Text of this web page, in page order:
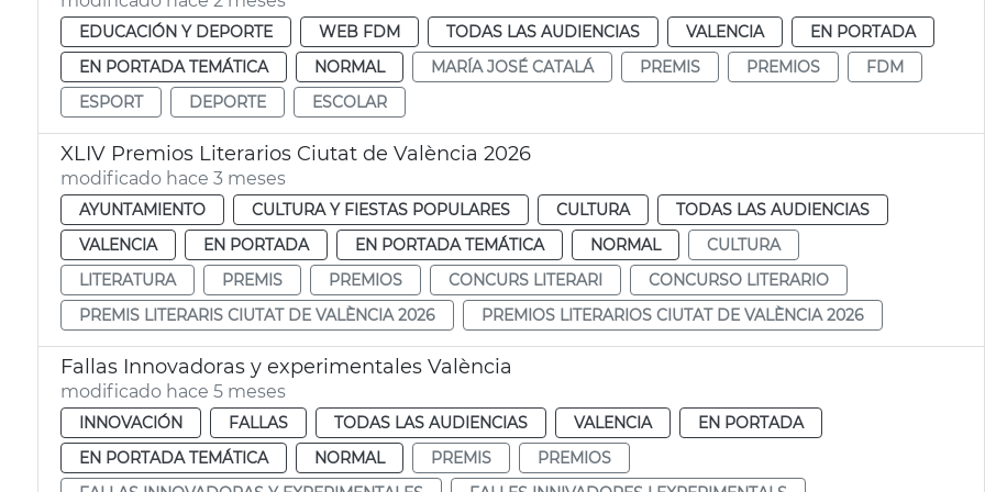
EDUCACIÓN Y DEPORTE WEB FDM TODAS LAS AUDIENCIAS VALENCIA
EN PORTADA
EN PORTADA TEMÁTICA
NORMAL MARÍA JOSÉ CATALÁ PREMIS PREMIOS
FDM
ESPORT
DEPORTE ESCOLAR
XLIV Premios Literarios Ciutat de València 2026
modificado hace 3 meses
AYUNTAMIENTO CULTURA Y FIESTAS POPULARES CULTURA
TODAS LAS AUDIENCIAS
VALENCIA
EN PORTADA EN PORTADA TEMÁTICA NORMAL
CULTURA
LITERATURA
PREMIS PREMIOS CONCURS LITERARI
CONCURSO LITERARIO
PREMIS LITERARIS CIUTAT DE VALÈNCIA 2026
PREMIOS LITERARIOS CIUTAT DE VALÈNCIA 2026
Fallas Innovadoras y experimentales València
modificado hace 5 meses
INNOVACIÓN FALLAS TODAS LAS AUDIENCIAS VALENCIA
EN PORTADA
EN PORTADA TEMÁTICA
NORMAL PREMIS
PREMIOS